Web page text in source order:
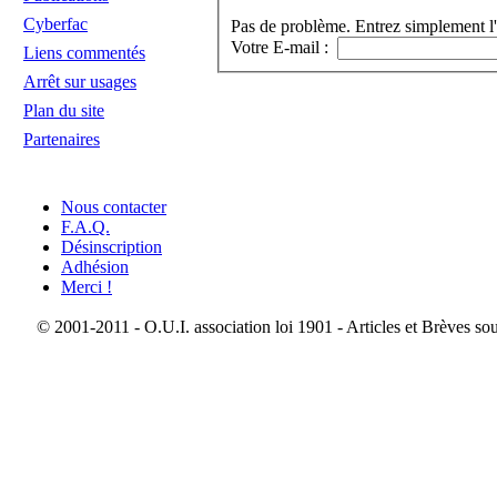
Cyberfac
Liens commentés
Arrêt sur usages
Plan du site
Partenaires
Pas de problème. Entrez simplement
Votre E-mail :
Nous contacter
F.A.Q.
Désinscription
Adhésion
Merci !
© 2001-2011 - O.U.I. association loi 1901 - Articles et Brèves